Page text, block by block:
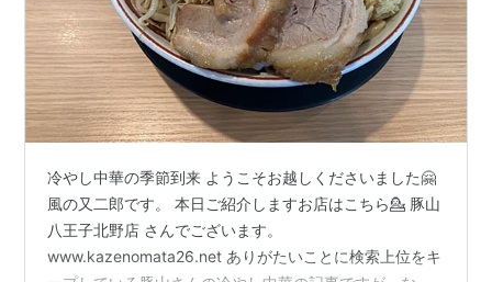
冷やし中華の季節到来 ようこそお越しくださいました🤗
風の又二郎です。 本日ご紹介しますお店はこちら💁 豚山
八王子北野店 さんでございます。
www.kazenomata26.net ありがたいことに検索上位をキ